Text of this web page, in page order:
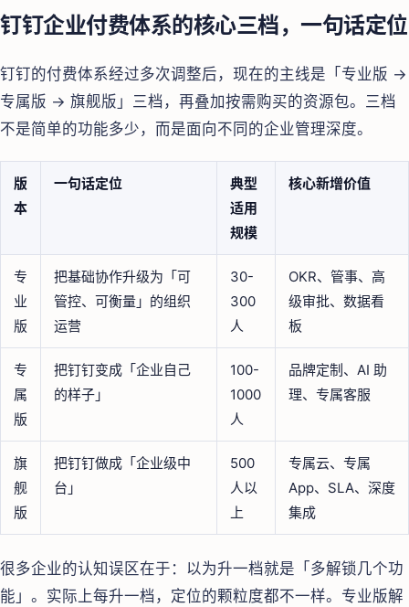
钉钉企业付费体系的核心三档，一句话定位
钉钉的付费体系经过多次调整后，现在的主线是「专业版 →
专属版 → 旗舰版」三档，再叠加按需购买的资源包。三档
不是简单的功能多少，而是面向不同的企业管理深度。
版
本
一句话定位
典型
适用
规模
核心新增价值
专
业
版
把基础协作升级为「可
管控、可衡量」的组织
运营
30-
300
人
OKR、管事、高
级审批、数据看
板
专
属
版
把钉钉变成「企业自己
的样子」
100-
1000
人
品牌定制、AI 助
理、专属客服
旗
舰
版
把钉钉做成「企业级中
台」
500
人以
上
专属云、专属
App、SLA、深度
集成
很多企业的认知误区在于：以为升一档就是「多解锁几个功
能」。实际上每升一档，定位的颗粒度都不一样。专业版解